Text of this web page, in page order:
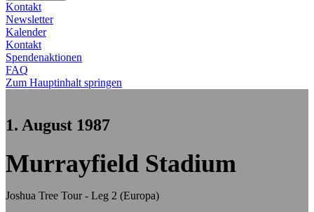
Kontakt
Newsletter
Kalender
Kontakt
Spendenaktionen
FAQ
Zum Hauptinhalt springen
1. August 1987
Murrayfield Stadium
Joshua Tree Tour - Leg 2 (Europa)